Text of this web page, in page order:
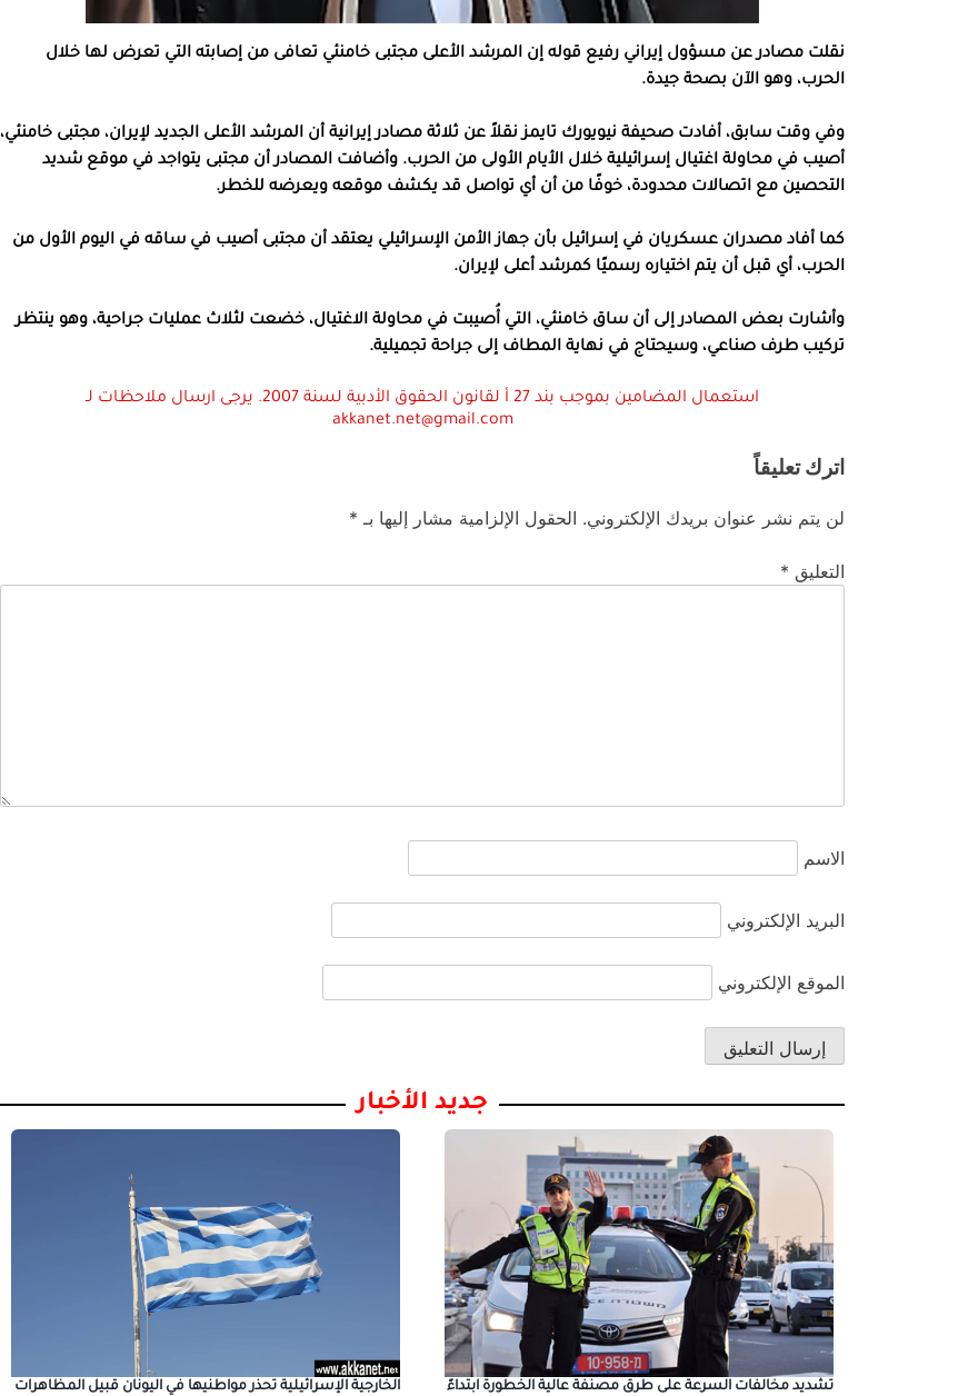
نقلت مصادر عن مسؤول إيراني رفيع قوله إن المرشد الأعلى مجتبى خامنئي تعافى من إصابته التي تعرض لها خلال
الحرب، وهو الآن بصحة جيدة.
وفي وقت سابق، أفادت صحيفة نيويورك تايمز نقلاً عن ثلاثة مصادر إيرانية أن المرشد الأعلى الجديد لإيران، مجتبى خامنئي،
أصيب في محاولة اغتيال إسرائيلية خلال الأيام الأولى من الحرب. وأضافت المصادر أن مجتبى يتواجد في موقع شديد
التحصين مع اتصالات محدودة، خوفًا من أن أي تواصل قد يكشف موقعه ويعرضه للخطر.
كما أفاد مصدران عسكريان في إسرائيل بأن جهاز الأمن الإسرائيلي يعتقد أن مجتبى أصيب في ساقه في اليوم الأول من
الحرب، أي قبل أن يتم اختياره رسميًا كمرشد أعلى لإيران.
وأشارت بعض المصادر إلى أن ساق خامنئي، التي أُصيبت في محاولة الاغتيال، خضعت لثلاث عمليات جراحية، وهو ينتظر
تركيب طرف صناعي، وسيحتاج في نهاية المطاف إلى جراحة تجميلية.
استعمال المضامين بموجب بند 27 أ لقانون الحقوق الأدبية لسنة 2007. يرجى ارسال ملاحظات لـ
akkanet.net@gmail.com
اترك تعليقاً
لن يتم نشر عنوان بريدك الإلكتروني. الحقول الإلزامية مشار إليها بـ *
التعليق *
الاسم
البريد الإلكتروني
الموقع الإلكتروني
جديد الأخبار
تشديد مخالفات السرعة على طرق مصنفة عالية الخطورة ابتداءً
الخارجية الإسرائيلية تحذر مواطنيها في اليونان قبيل المظاهرات